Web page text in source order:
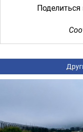
Поделиться